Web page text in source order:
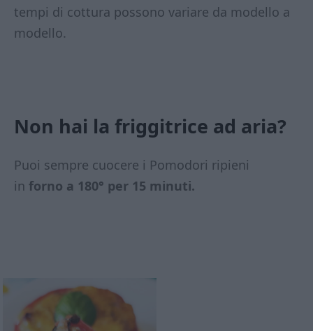
tempi di cottura possono variare da modello a
modello.
Non hai la friggitrice ad aria?
Puoi sempre cuocere i Pomodori ripieni
in forno a 180° per 15 minuti.